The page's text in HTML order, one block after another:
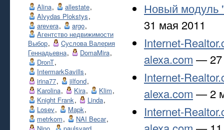
Alina, allestate,
Alvydas Plokstys,
arevera, argo,
Aгентство недвижимости
Выбор,
Cуслова Валерия
Геннадьевна, DomaMira,
DronT,
IntermarkSavills,
irina77, jilfond,
Karolina, Kira, Klim,
Knight Frank, Linda,
Losev, Mapk,
metrkom, NAI Becar,
Новый модуль
31 мая 2011
Internet-
alexa.com — 27
Internet-
alexa.com — 2
Internet-